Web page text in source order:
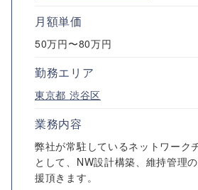
月額単価
50万円〜80万円
勤務エリア
東京都 渋谷区
業務内容
弊社が常駐しているネットワーク
として、NW設計構築、維持管理
援頂きます。